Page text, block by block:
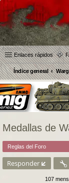
Enlaces rápidos
Índice general
Medallas de
Reglas del Foro
Responder
107